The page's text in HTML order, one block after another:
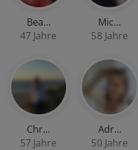
Bea…
47 Jahre
Mic…
58 Jahre
Chr…
57 Jahre
Adr…
50 Jahre